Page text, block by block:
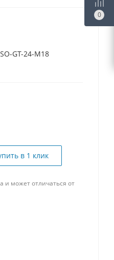
GT-24-M18
в 1 клик
и может отличаться от
0